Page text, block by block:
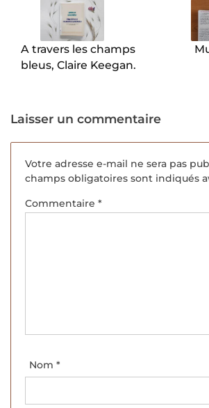
l’article
A travers les champs
bleus, Claire Keegan.
Laisser un commentaire
Votre adresse e-mail ne sera pas
champs obligatoires sont indiqués
Commentaire *
Nom *